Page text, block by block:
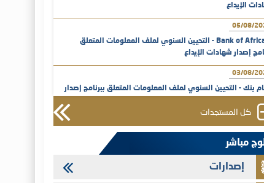
الإيداع
05/08/
- - Bank of Africa - التحيين السنوي لملف المعلومات المتعلق
إصدار شهادات الإيداع
03/08/
بنك - التحيين السنوي لملف المعلومات المتعلق ببرنامج إصدار
31/07/
VEOLIA ENVIRONNEMENT - تؤشر الهيئة المغربية لسوق الرساميل
المنشور النهائي المتعلق بالزيادة في الرأسمال المخصصة لأجراء
29/07/
كل المستجدات
مباشر
إصدارات